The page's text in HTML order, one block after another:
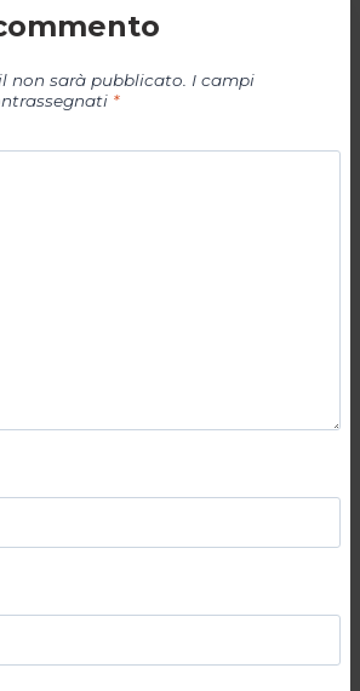
PER
PEGGIO
non sarà pubblicato. I campi
*